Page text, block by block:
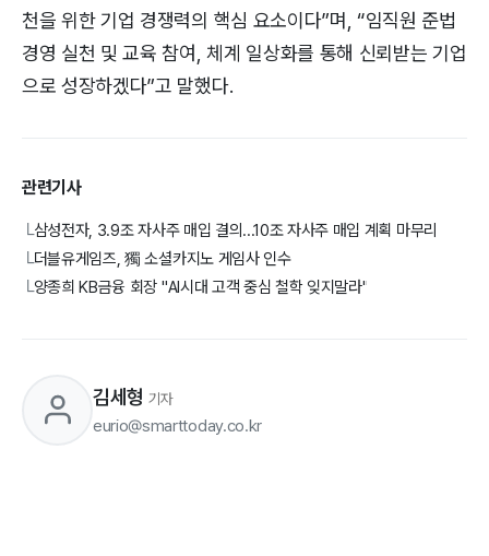
천을 위한 기업 경쟁력의 핵심 요소이다”며, “임직원 준법
경영 실천 및 교육 참여, 체계 일상화를 통해 신뢰받는 기업
으로 성장하겠다”고 말했다.
관련기사
└삼성전자, 3.9조 자사주 매입 결의...10조 자사주 매입 계획 마무리
└더블유게임즈, 獨 소셜카지노 게임사 인수
└양종희 KB금융 회장 "AI시대 고객 중심 철학 잊지말라"
김세형 기자
eurio@smarttoday.co.kr